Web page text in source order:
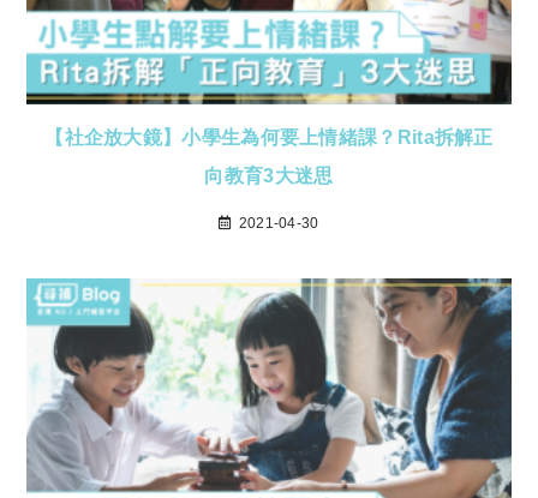
【社企放大鏡】小學生為何要上情緒課？Rita拆解正
向教育3大迷思
2021-04-30